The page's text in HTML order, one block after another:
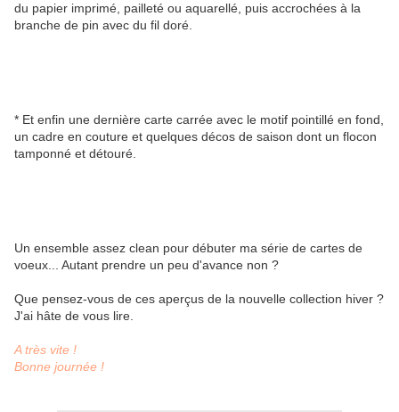
du papier imprimé, pailleté ou aquarellé, puis accrochées à la
branche de pin avec du fil doré.
* Et enfin une dernière carte carrée avec le motif pointillé en fond,
un cadre en couture et quelques décos de saison dont un flocon
tamponné et détouré.
Un ensemble assez clean pour débuter ma série de cartes de
voeux... Autant prendre un peu d'avance non ?
Que pensez-vous de ces aperçus de la nouvelle collection hiver ?
J'ai hâte de vous lire.
A très vite !
Bonne journée !